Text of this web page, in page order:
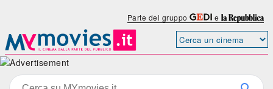
Parte del gruppo e